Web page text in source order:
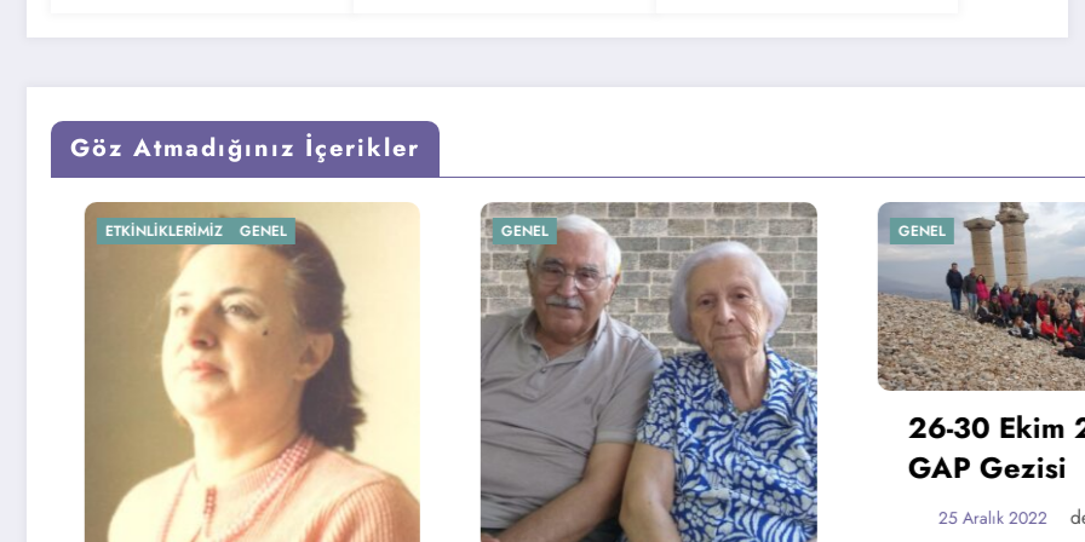
Göz Atmadığınız İçerikler
GENEL GENEL
26-30 Ekim 2019
GAP Gezisi
25 Aralık 2022 dernek
GENEL